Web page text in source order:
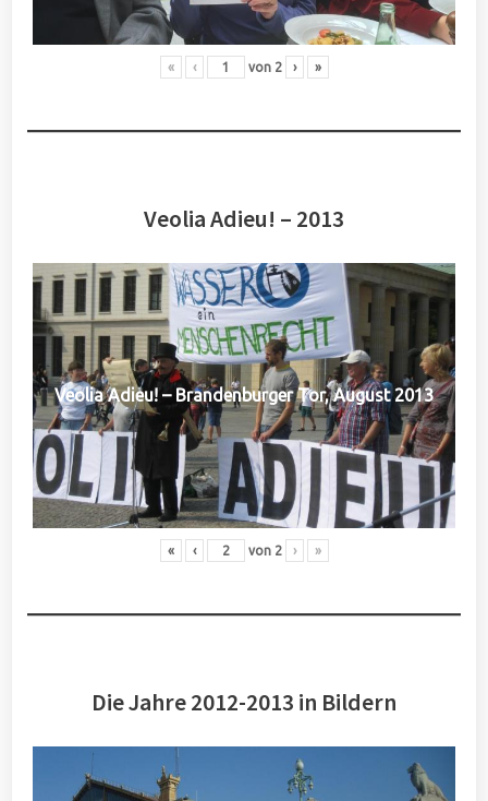
« ‹ von 2 › »
Veolia Adieu! – 2013
Veolia Adieu! – Brandenburger Tor, August 2013
« ‹ von 2 › »
Die Jahre 2012-2013 in Bildern